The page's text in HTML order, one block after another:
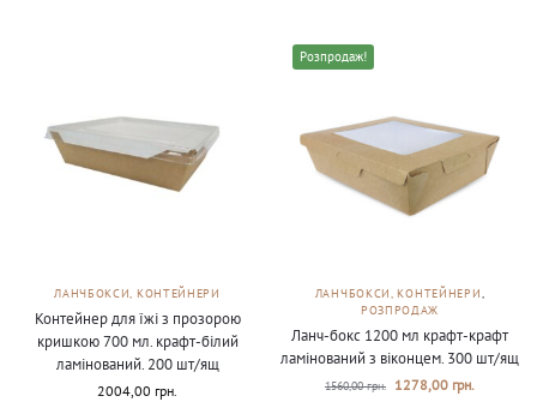
ЛАНЧБОКСИ, КОНТЕЙНЕРИ
Контейнер для їжі з прозорою
кришкою 700 мл. крафт-білий
ламінований. 200 шт/ящ
2004,00 грн.
Розпродаж!
ЛАНЧБОКСИ, КОНТЕЙНЕРИ,
РОЗПРОДАЖ
Ланч-бокс 1200 мл крафт-крафт
ламінований з віконцем. 300 шт/ящ
1560,00грн. 1278,00 грн.